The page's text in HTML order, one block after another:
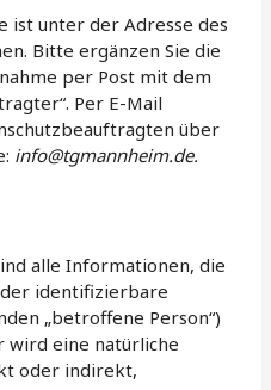
ist unter der Adresse des
Bitte ergänzen Sie die
per Post mit dem
Per E-Mail
über
info@tgmannheim.de.
alle Informationen, die
identifizierbare
„betroffene Person“)
wird eine natürliche
oder indirekt,